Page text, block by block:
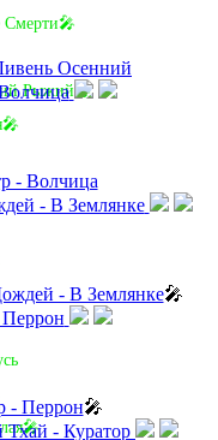
Смерти🎤
Рыжий🎤
Осенний
- Волчица
- В Землянке🎤
- Перрон🎤